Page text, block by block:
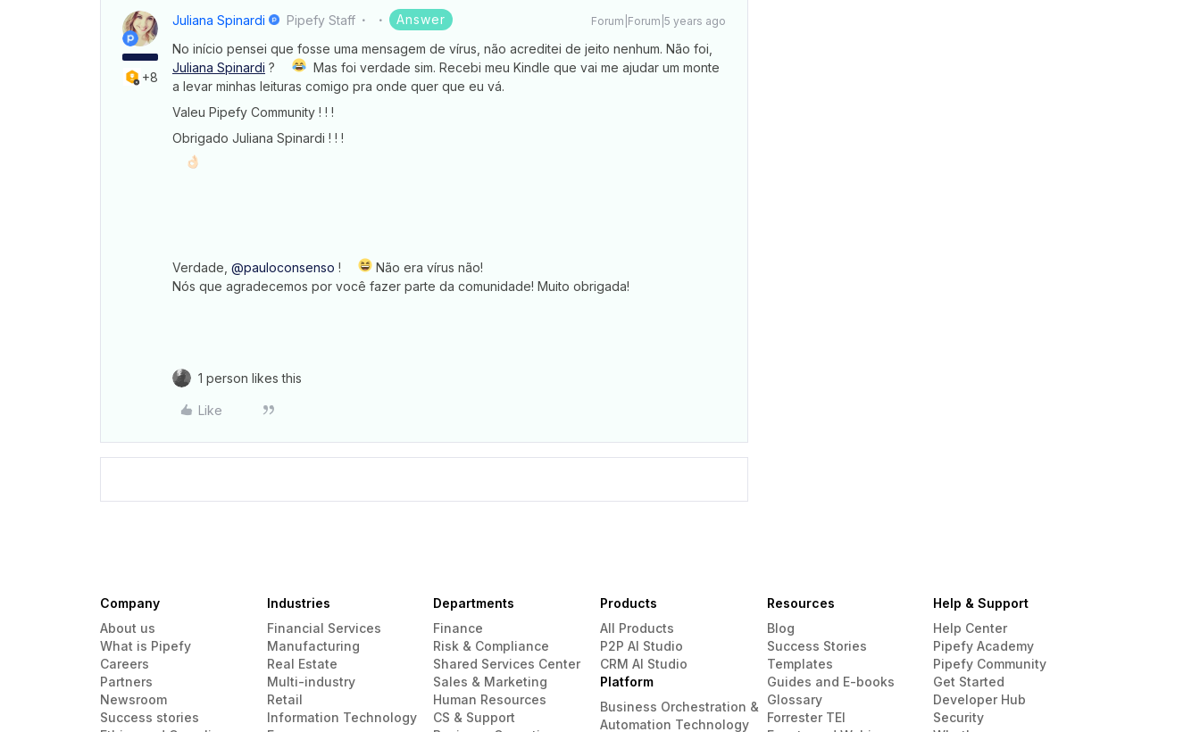
+8
Juliana Spinardi Pipefy Staff Answer Forum|Forum|5 years ago
No início pensei que fosse uma mensagem de vírus, não acreditei de jeito nenhum. Não foi,
Juliana Spinardi ?
Mas foi verdade sim. Recebi meu Kindle que vai me ajudar um monte
a levar minhas leituras comigo pra onde quer que eu vá.
Valeu Pipefy Community ! ! !
Obrigado Juliana Spinardi ! ! !
Verdade, @pauloconsenso !
Não era vírus não!
Nós que agradecemos por você fazer parte da comunidade! Muito obrigada!
1 person likes this
Like
Company
About us
What is Pipefy
Careers
Partners
Newsroom
Success stories
Industries
Financial Services
Manufacturing
Real Estate
Multi-industry
Retail
Information Technology
Departments
Finance
Risk & Compliance
Shared Services Center
Sales & Marketing
Human Resources
CS & Support
Products
All Products
P2P AI Studio
CRM AI Studio
Platform
Business Orchestration &
Automation Technology
Resources
Blog
Success Stories
Templates
Guides and E-books
Glossary
Forrester TEI
Help & Support
Help Center
Pipefy Academy
Pipefy Community
Get Started
Developer Hub
Security